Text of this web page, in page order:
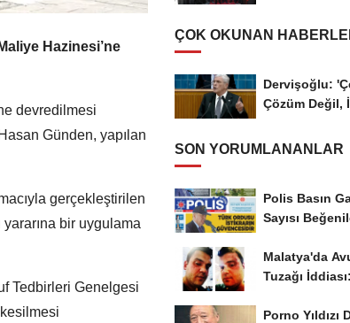
Hazinesi’ne
devredilmesi
Günden, yapılan
gerçekleştirilen
bir uygulama
Tedbirleri Genelgesi
ÇOK OKUNAN
Dervişoğlu:
Çözüm Değil,
SON YORUMLANANLAR
Polis Basın
Sayısı
Malatya'da
Tuzağı
Porno Yıldızı